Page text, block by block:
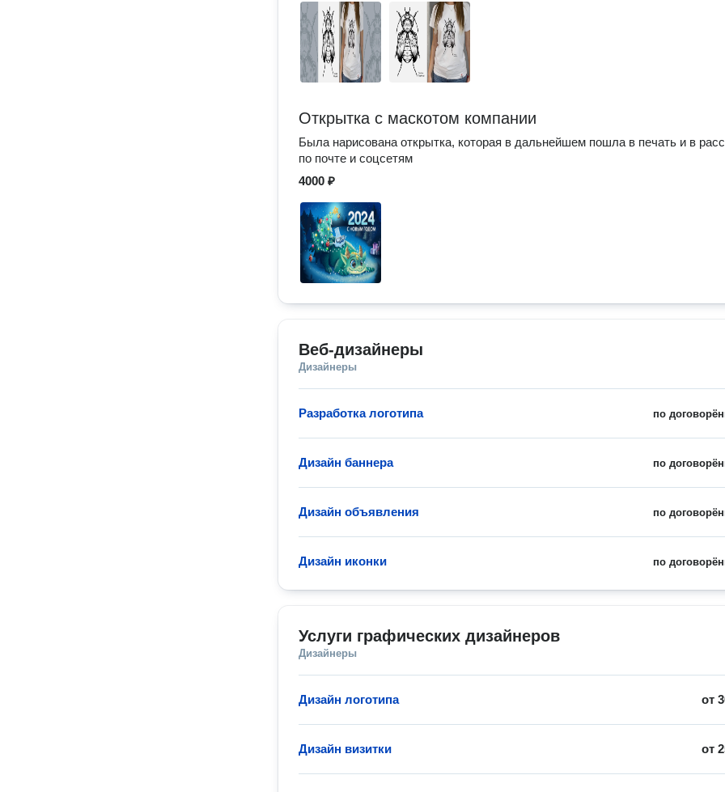
Открытка с маскотом компании
Была нарисована открытка, которая в дальнейшем пошла в печать и в
по почте и соцсетям
4000 ₽
Веб-дизайнеры
Дизайнеры
по
Разработка логотипа
по
Дизайн баннера
по
Дизайн объявления
по
Дизайн иконки
Услуги графических дизайнеров
Дизайнеры
от
Дизайн логотипа
от
Дизайн визитки